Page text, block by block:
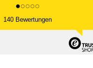
140 Bewertungen